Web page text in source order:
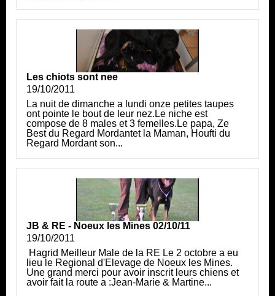
Les chiots sont nee
19/10/2011
La nuit de dimanche a lundi onze petites taupes
ont pointe le bout de leur nez.Le niche est
compose de 8 males et 3 femelles.Le papa, Ze
Best du Regard Mordantet la Maman, Houfti du
Regard Mordant son...
JB & RE - Noeux les Mines 02/10/11
19/10/2011
Hagrid Meilleur Male de la RE Le 2 octobre a eu
lieu le Regional d'Elevage de Noeux les Mines.
Une grand merci pour avoir inscrit leurs chiens et
avoir fait la route a :Jean-Marie & Martine...